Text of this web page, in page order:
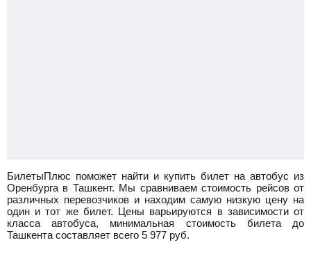
БилетыПлюс поможет найти и купить билет на автобус из
Оренбурга в Ташкент. Мы сравниваем стоимость рейсов от
различных перевозчиков и находим самую низкую цену на
один и тот же билет. Цены варьируются в зависимости от
класса автобуса, минимальная стоимость билета до
Ташкента составляет всего 5 977 руб.